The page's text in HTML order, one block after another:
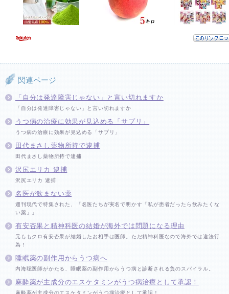
関連ページ
「自分は発達障害じゃない」と言い切れますか
「自分は発達障害じゃない」と言い切れますか
うつ病の治療に効果が見込める「サプリ」
うつ病の治療に効果が見込める「サプリ」
田代まさし薬物所持で逮捕
田代まさし薬物所持で逮捕
沢尻エリカ 逮捕
沢尻エリカ 逮捕
名医が飲まない薬
週刊現代で特集された、「名医たちが実名で明かす「私が患者だったら飲みたくな
い薬」」
有安杏果と精神科医の結婚が海外では問題になる理由
元ももクロ有安杏果が結婚したお相手は医師。ただ精神科医なので海外では違法行
為！
睡眠薬の副作用からうつ病へ
内海聡医師がかたる、睡眠薬の副作用からうつ病と診断される負のスパイラル。
麻酔薬が主成分のエスケタミンがうつ病治療として承認！
麻酔薬が主成分のエスケタミンがうつ病治療として承認！